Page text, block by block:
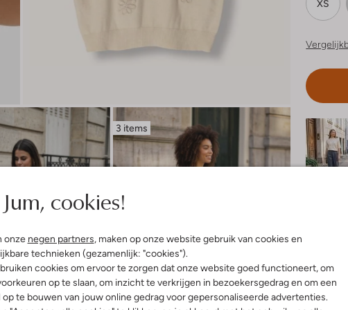
Jum, cookies!
onze negen partners, maken op onze website gebruik van cookies en
technieken (gezamenlijk: "cookies").
cookies om ervoor te zorgen dat onze website goed functioneert, om
op te slaan, om inzicht te verkrijgen in bezoekersgedrag en om een
te bouwen van jouw online gedrag voor gepersonaliseerde advertenties.
3 items
XS